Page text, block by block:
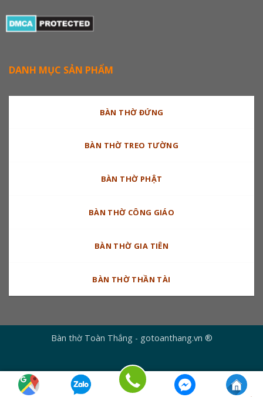
DANH MỤC SẢN PHẨM
BÀN THỜ ĐỨNG
BÀN THỜ TREO TƯỜNG
BÀN THỜ PHẬT
BÀN THỜ CÔNG GIÁO
BÀN THỜ GIA TIÊN
BÀN THỜ THẦN TÀI
Bàn thờ Toàn Thắng - gotoanthang.vn ®